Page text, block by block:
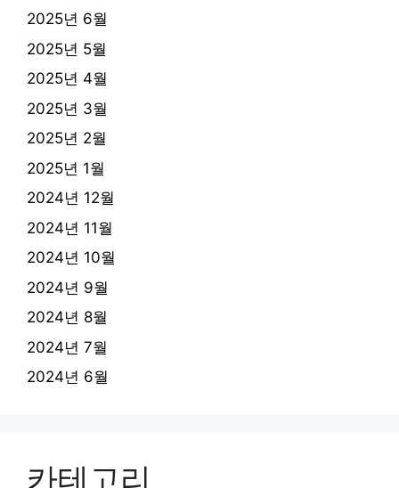
2025년 6월
2025년 5월
2025년 4월
2025년 3월
2025년 2월
2025년 1월
2024년 12월
2024년 11월
2024년 10월
2024년 9월
2024년 8월
2024년 7월
2024년 6월
카테고리